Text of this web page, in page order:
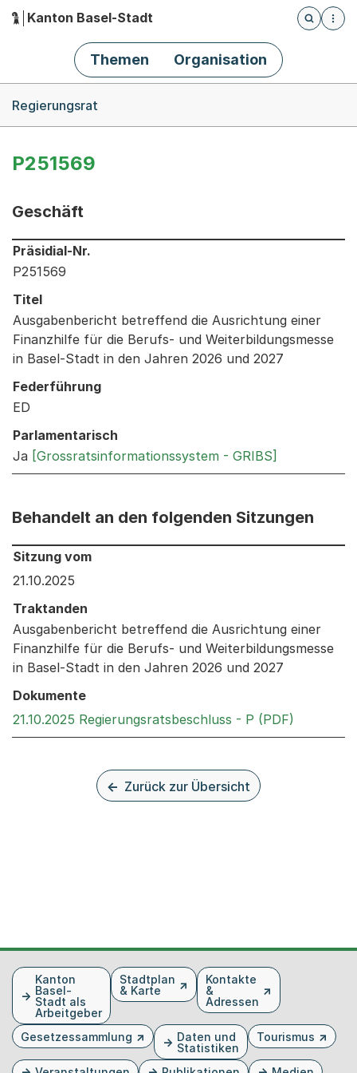
Hauptnavigation
Kanton Basel-Stadt
Öffnet
Themen Organisation
Regierungsrat
P251569
Geschäft
Informationen zum Ausgewählten Geschäft
Präsidial-Nr.
P251569
Titel
Ausgabenbericht betreffend die Ausrichtung einer
Finanzhilfe für die Berufs- und Weiterbildungsmesse
in Basel-Stadt in den Jahren 2026 und 2027
Federführung
ED
Parlamentarisch
Ja [Grossratsinformationssystem - GRIBS]
Behandelt an den folgenden Sitzungen
Behandelt an den folgenden Sitzungen: Informationen
Sitzung vom
21.10.2025
Traktanden
Ausgabenbericht betreffend die Ausrichtung einer
Finanzhilfe für die Berufs- und Weiterbildungsmesse
in Basel-Stadt in den Jahren 2026 und 2027
Dokumente
21.10.2025 Regierungsratsbeschluss - P (PDF)
Zurück zur Übersicht
FusszeileKanton
Basel-
Stadt als
Arbeitgeber
Stadtplan
& Karte
Kontakte
&
Adressen
Gesetzessammlung
Daten und
Statistiken
Tourismus